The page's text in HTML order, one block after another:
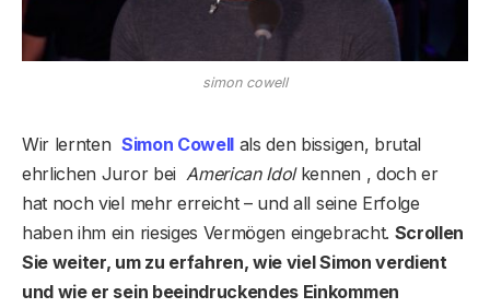
simon cowell
Wir lernten Simon Cowell als den bissigen, brutal
ehrlichen Juror bei American Idolkennen , doch er
hat noch viel mehr erreicht – und all seine Erfolge
haben ihm ein riesiges Vermögen eingebracht. Scrollen
Sie weiter, um zu erfahren, wie viel Simon verdient
und wie er sein beeindruckendes Einkommen